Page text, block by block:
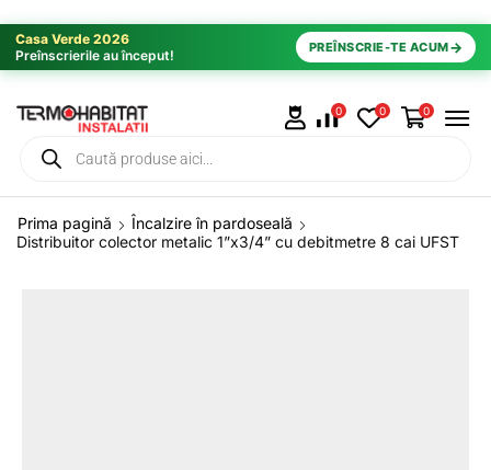
Casa Verde 2026
Preînscrierile au început!
PREÎNSCRIE-TE ACUM→
0 0 0
Prima pagină
Încalzire în pardoseală
Distribuitor colector metalic 1”x3/4” cu debitmetre 8 cai UFST